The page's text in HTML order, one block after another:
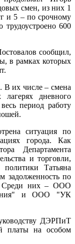
смен, из них 1
и 5 – по срочному
трудоустроено 600
сообщил,
в рамках которых
В их числе – смена
дневного
период работу
ситуация по
города. Как
Департамента
и торговли,
политики Татьяна
задолженность по
Среди них – ООО
и ООО "УК
ДЭРПиТ
платы на особом